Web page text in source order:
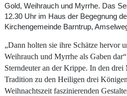
Gold, Weihrauch und Myrrhe. Das
12.30 Uhr im Haus der Begegnung
Kirchengemeinde Barntrup,
„Dann holten sie ihre Schätze hervor
Weihrauch und Myrrhe als Gaben
Sterndeuter an der Krippe. In den drei
Tradition zu den Heiligen drei
Weihnachtszeit faszinierenden